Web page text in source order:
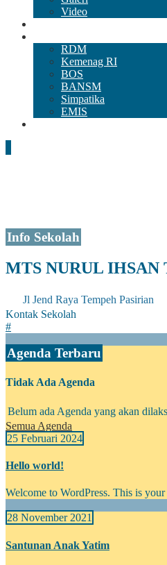
Video
RDM
Kemenag RI
BOS
BANSM
Simpatika
EMIS
Info Sekolah
MTS NURUL IHSAN
Jl Jend Raya Tempeh Pasirian
Kontak Sekolah
#
Agenda Terbaru
Tidak Ada Agenda
Belum ada Agenda yang akan
Semua Agenda
25 Februari 2024
Hello world!
Welcome to WordPress. This is
28 November 2021
Santunan Anak Yatim